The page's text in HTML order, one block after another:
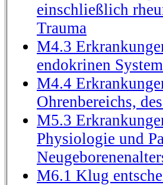
einschließlich
Trauma
M4.3
endokrinen
M4.4
Ohrenbereichs,
M5.3
Physiologie und
M6.1 Klug